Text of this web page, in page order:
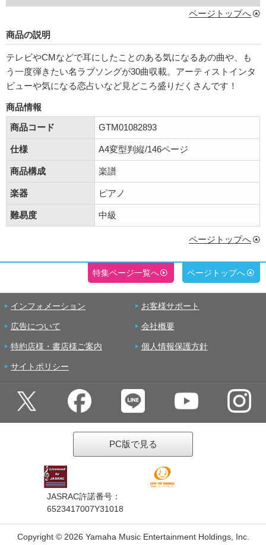
ページトップへ
商品の説明
テレビやCMなどで耳にしたことのある気になるあの曲や、も
う一度弾きたい名ラブソングが30曲収載。アーティストインタ
ビューや気になる恋占いなど見どころ盛りだくさんです！
商品情報
商品コード
GTM01082893
仕様 A4変型判縦/146ページ
商品構成 楽譜
楽器 ピアノ
難易度 中級
ページトップへ
特集ページ一覧へ ページトップへ
インフォメーション お客様サポート
広告について 会社概要
特約店様・書店様ご案内 個人情報保護方針
サイトポリシー
PC版で見る
JASRAC許諾番号：
6523417007Y31018
Copyright © 2026 Yamaha Music Entertainment Holdings, Inc.